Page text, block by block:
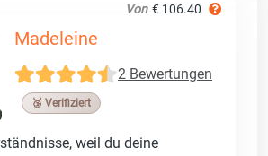
Von € 106.40
Madeleine
2 Bewertungen
🥉 Verifiziert
weil du deine